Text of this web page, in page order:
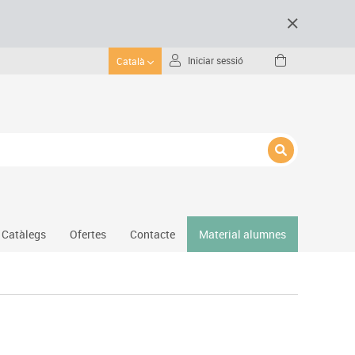
Català Iniciar sessió
Catàlegs Ofertes Contacte Material alumnes